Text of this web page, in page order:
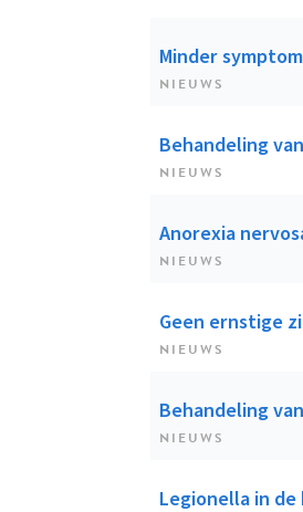
Minder
NIEUWS
Behandeling
NIEUWS
Anorexia
NIEUWS
Geen ernstige
NIEUWS
Behandeling
NIEUWS
Legionella in